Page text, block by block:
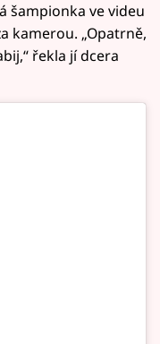
šampionka ve videu
kamerou. „Opatrně,
řekla jí dcera